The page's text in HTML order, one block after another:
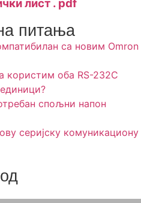
лист . pdf
питања
са новим Omron
користим оба RS-232C
спољни напон
серијску комуникациону